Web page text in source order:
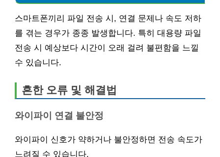
스마트폰끼리 파일 전송 시, 연결 문제나 속도 저하
를 겪는 경우가 종종 발생합니다. 특히 대용량 파일
전송 시 예상보다 시간이 오래 걸려 불편함을 느낄
수 있습니다.
흔한 오류 및 해결법
와이파이 연결 불안정
와이파이 신호가 약하거나 불안정하면 전송 속도가
느려질 수 있습니다.